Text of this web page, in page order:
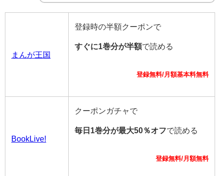
まんが王国
登録時の半額クーポンで
すぐに1巻分が半額で読める
登録無料/月額基本料無料
BookLive!
クーポンガチャで
毎日1巻分が最大50％オフで読める
登録無料/月額無料